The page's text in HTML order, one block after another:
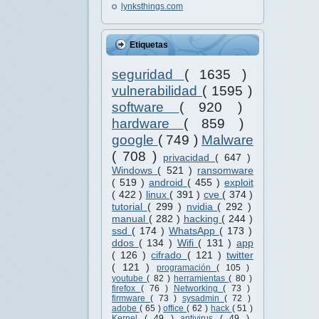
lynksthings.com
Etiquetas
seguridad ( 1635 )
vulnerabilidad ( 1595 )
software ( 920 )
hardware ( 859 )
google ( 749 ) Malware
( 708 )
privacidad ( 647 )
Windows ( 521 ) ransomware
( 519 ) android ( 455 ) exploit
( 422 ) linux ( 391 ) cve ( 374 )
tutorial ( 299 ) nvidia ( 292 )
manual ( 282 ) hacking ( 244 )
ssd ( 174 ) WhatsApp ( 173 )
ddos ( 134 ) Wifi ( 131 ) app
( 126 )cifrado ( 121 )twitter
( 121 ) programación( 105 )
youtube( 82 ) herramientas( 80 )
firefox ( 76 ) Networking( 73 )
firmware( 73 ) sysadmin ( 72 )
adobe ( 65 )office( 62 ) hack ( 51 )